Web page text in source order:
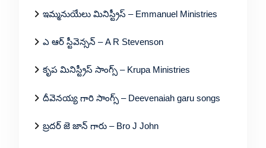
ఇమ్మనుయేలు మినిస్ట్రీస్ – Emmanuel Ministries
ఎ ఆర్ స్టీవెన్సన్ – A R Stevenson
కృప మినిస్ట్రీస్ సాంగ్స్ – Krupa Ministries
దీవెనయ్య గారి సాంగ్స్ – Deevenaiah garu songs
బ్రదర్ జె జాన్ గారు – Bro J John